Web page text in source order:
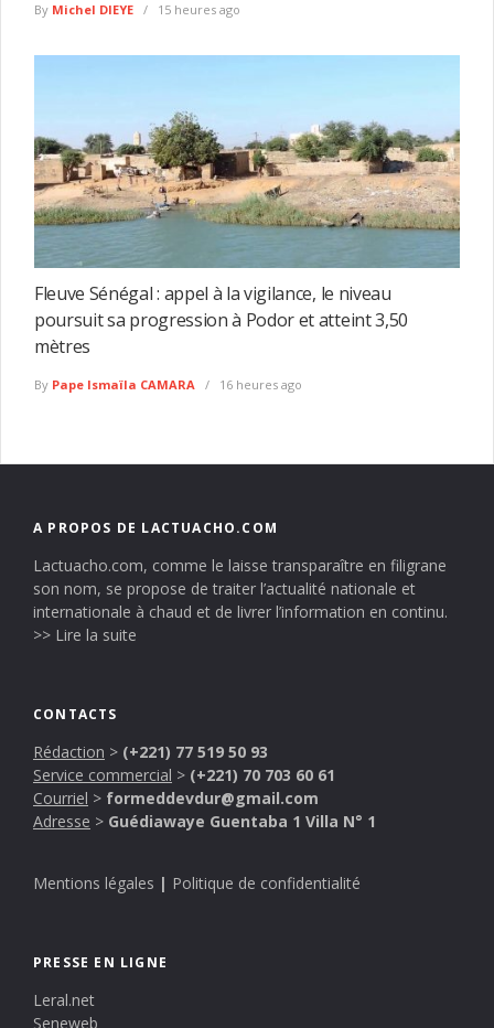
By Michel DIEYE 15 heures ago
Fleuve Sénégal : appel à la vigilance, le niveau
poursuit sa progression à Podor et atteint 3,50
mètres
By Pape Ismaïla CAMARA 16 heures ago
A PROPOS DE LACTUACHO.COM
Lactuacho.com, comme le laisse transparaître en filigrane
son nom, se propose de traiter l’actualité nationale et
internationale à chaud et de livrer l’information en continu.
>> Lire la suite
CONTACTS
Rédaction > (+221) 77 519 50 93
Service commercial > (+221) 70 703 60 61
Courriel > formeddevdur@gmail.com
Adresse > Guédiawaye Guentaba 1 Villa N° 1
Mentions légales | Politique de confidentialité
PRESSE EN LIGNE
Leral.net
Seneweb